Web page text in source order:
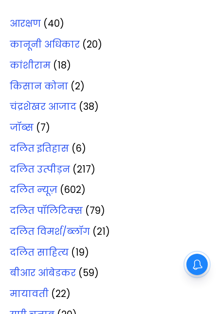
आरक्षण (40)
कानूनी अधिकार (20)
कांशीराम (18)
किसान कोना (2)
चंद्रशेखर आजाद (38)
जॉब्‍स (7)
दलित इतिहास (6)
दलित उत्‍पीड़न (217)
दलित न्‍यूज़ (602)
दलित पॉलिटिक्‍स (79)
दलित विमर्श/ब्‍लॉग (21)
दलित साहित्‍य (19)
बीआर आंबेडकर (59)
मायावती (22)